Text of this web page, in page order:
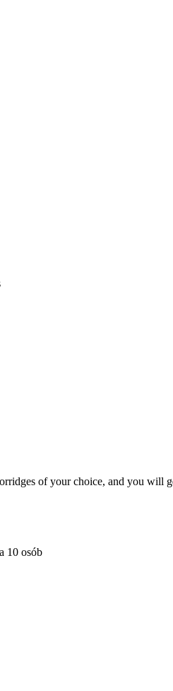
of your choice, and you will
10 osób